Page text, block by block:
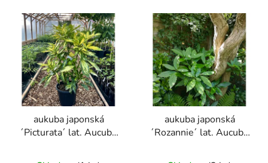
aukuba japonská
´Picturata´ lat. Aucuba
okrasný keř s
aukuba japonská
´Rozannie´ lat. Aucuba
pro polostín i stín